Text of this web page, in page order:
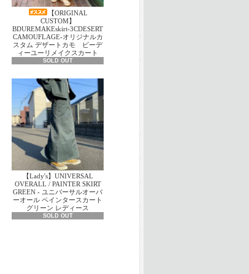
【ORIGINAL
CUSTOM】
BDUREMAKEskirt-3CDESERT
CAMOUFLAGE-オリジナルカ
スタム デザートカモ ビーデ
ィーユーリメイクスカート
SOLD OUT
【Lady's】UNIVERSAL
OVERALL / PAINTER SKIRT
GREEN - ユニバーサルオーバ
ーオール ペインタースカート
グリーン レディース
SOLD OUT